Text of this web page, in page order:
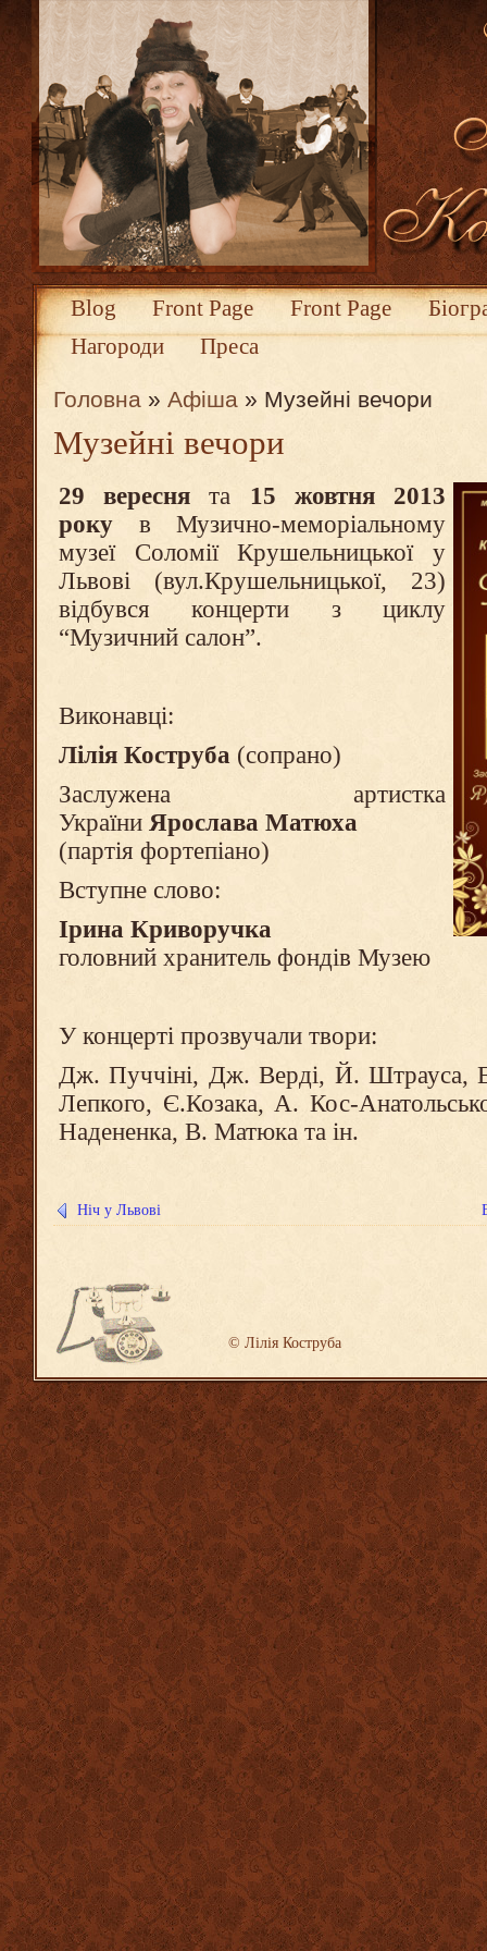
Blog Front Page Front Page
Нагороди
Преса
Головна » Афіша » Музейні вечори
Музейні вечори
29 вереснята 15 жовтня 2013
року в Музично-меморіальному
музеї Соломії Крушельницької у
Львові (вул.Крушельницької, 23)
відбувся концерти з циклу
“Музичний салон”.
Виконавці:
Лілія Коструба (сопрано)
Заслужена артистка
України Ярослава Матюха
(партія фортепіано)
Вступне слово:
Ірина Криворучка
головний хранитель фондів Музею
У концерті прозвучали твори:
Дж. Пуччіні, Дж. Верді, Й. Штрауса,
Лепкого, Є.Козака, А. Кос-
Надененка, В. Матюка та ін.
Ніч у Львові
© Лілія Коструба